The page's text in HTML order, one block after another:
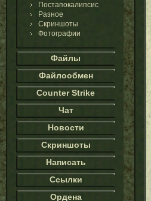
Постапокалипсис
Разное
Скриншоты
Фотографии
Файлы
Файлообмен
Counter Strike
Чат
Новости
Скриншоты
Написать
Ссылки
Ордена